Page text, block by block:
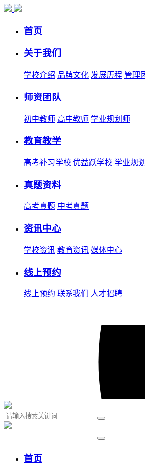
首页
关于我们
学校介绍 品牌文化 发展历程 管理
师资团队
初中教师 高中教师 学业规划师
教育教学
高考补习学校 优益跃学校 学业规
真题资料
高考真题 中考真题
资讯中心
学校资讯 教育资讯 媒体中心
线上预约
线上预约 联系我们 人才招聘
首页